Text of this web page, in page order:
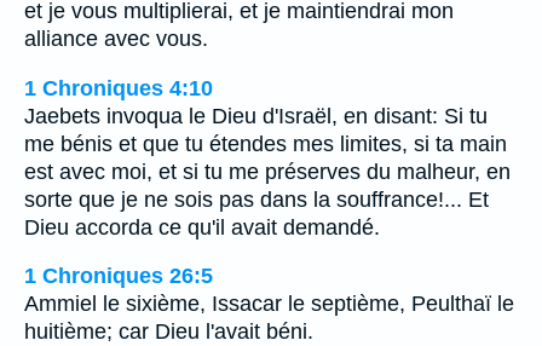
et je vous multiplierai, et je maintiendrai mon
alliance avec vous.
1 Chroniques 4:10
Jaebets invoqua le Dieu d'Israël, en disant: Si tu
me bénis et que tu étendes mes limites, si ta main
est avec moi, et si tu me préserves du malheur, en
sorte que je ne sois pas dans la souffrance!... Et
Dieu accorda ce qu'il avait demandé.
1 Chroniques 26:5
Ammiel le sixième, Issacar le septième, Peulthaï le
huitième; car Dieu l'avait béni.